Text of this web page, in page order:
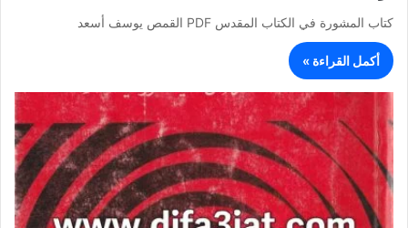
كتاب المشورة في الكتاب المقدس PDF القمص يوسف أسعد
أكمل القراءة »